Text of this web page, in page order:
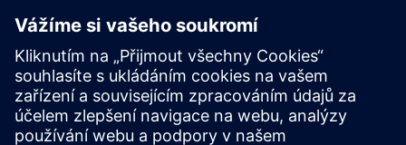
Navštivte blog
Komunita Opcenter
Připojte se ke konverzaci nebo získejte odpovědi na všechny